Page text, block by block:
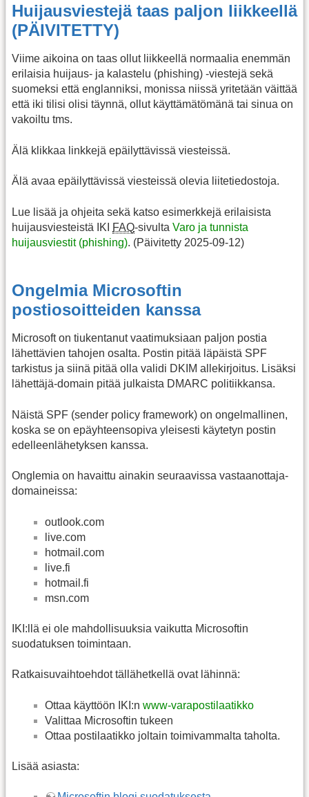
Huijausviestejä taas paljon liikkeellä
(PÄIVITETTY)
Viime aikoina on taas ollut liikkeellä normaalia enemmän
erilaisia huijaus- ja kalastelu (phishing) -viestejä sekä
suomeksi että englanniksi, monissa niissä yritetään väittää
että iki tilisi olisi täynnä, ollut käyttämätömänä tai sinua on
vakoiltu tms.
Älä klikkaa linkkejä epäilyttävissä viesteissä.
Älä avaa epäilyttävissä viesteissä olevia liitetiedostoja.
Lue lisää ja ohjeita sekä katso esimerkkejä erilaisista
huijausviesteistä IKI
FAQ-sivulta Varo ja tunnista
huijausviestit (phishing). (Päivitetty 2025-09-12)
Ongelmia Microsoftin
postiosoitteiden kanssa
Microsoft on tiukentanut vaatimuksiaan paljon postia
lähettävien tahojen osalta. Postin pitää läpäistä SPF
tarkistus ja siinä pitää olla validi DKIM allekirjoitus. Lisäksi
lähettäjä-domain pitää julkaista DMARC politiikkansa.
Näistä SPF (sender policy framework) on ongelmallinen,
koska se on epäyhteensopiva yleisesti käytetyn postin
edelleenlähetyksen kanssa.
Onglemia on havaittu ainakin seuraavissa vastaanottaja-
domaineissa:
outlook.com
live.com
hotmail.com
live.fi
hotmail.fi
msn.com
IKI:llä ei ole mahdollisuuksia vaikutta Microsoftin
suodatuksen toimintaan.
Ratkaisuvaihtoehdot tällähetkellä ovat lähinnä:
Ottaa käyttöön IKI:n www-varapostilaatikko
Valittaa Microsoftin tukeen
Ottaa postilaatikko joltain toimivammalta taholta.
Lisää asiasta: